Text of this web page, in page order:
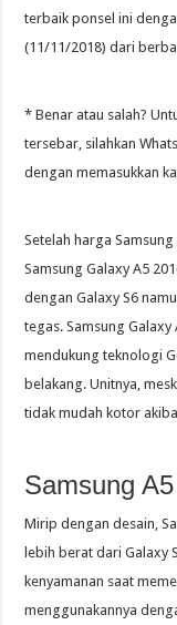
terbaik ponsel ini
(11/11/2018) dari
* Benar atau salah?
tersebar, silahkan
dengan memasukkan
Setelah harga
Samsung Galaxy A5
dengan Galaxy S6
tegas. Samsung
mendukung teknologi
belakang. Unitnya,
tidak mudah kotor
Samsung
Mirip dengan desain,
lebih berat dari Galaxy
kenyamanan saat
menggunakannya